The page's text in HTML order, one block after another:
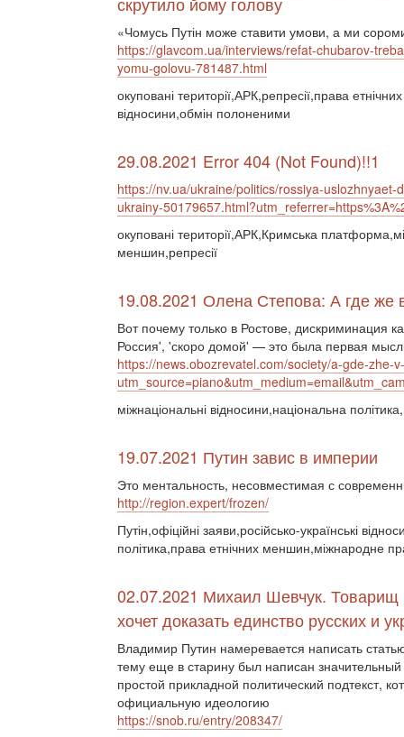
«Чомусь Путін може ставити умови, а ми
https://glavcom.ua/interviews/refat-chubarov-
yomu-golovu-781487.html
окуповані території,АРК,репресії,права
відносини,обмін полоненими
29.08.2021 Error 404 (Not Found)!!1
https://nv.ua/ukraine/politics/rossiya-
ukrainy-
окуповані території,АРК,Кримська
меншин,репресії
19.08.2021 Олена Степова: А где же
Вот почему только в Ростове, дискриминация
Россия', 'скоро домой' — это была первая
https://news.obozrevatel.com/society/a-gde-zhe-
міжнаціональні відносини,національна
19.07.2021 Путин завис в империи
Это ментальность, несовместимая с
http://region.expert/frozen/
Путін,офіційні заяви,російсько-українські
політика,права етнічних меншин,міжнародне
02.07.2021 Михаил Шевчук.
хочет доказать единство русских и
Владимир Путин намеревается написать
тему еще в старину был написан
простой прикладной политический подтекст,
официальную идеологию
https://snob.ru/entry/208347/